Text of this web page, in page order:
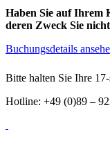
Haben Sie auf Ihrem
deren Zweck Sie
Buchungsdetails
Bitte halten Sie Ihre
Hotline: +49 (0)89 –